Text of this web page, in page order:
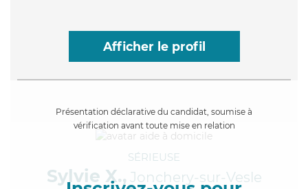
Afficher le profil
Présentation déclarative du candidat, soumise à
vérification avant toute mise en relation
SÉRIEUSE
Sylvie X., Jonchery-sur-Vesle